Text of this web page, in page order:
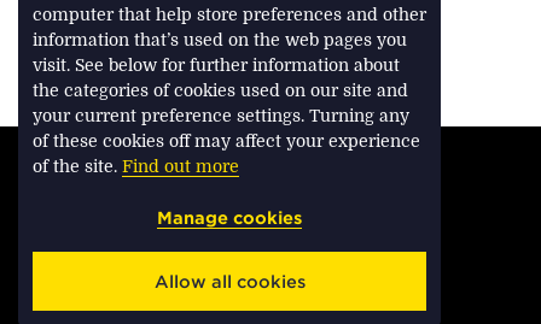
computer that help store preferences and other
information that’s used on the web pages you
visit. See below for further information about
the categories of cookies used on our site and
your current preference settings. Turning any
of these cookies off may affect your experience
of the site. Find out more
Manage cookies
Allow all cookies
évolue et la mixité des usages
devient plus fluide.
TERMS & CONDITIONS
PRIVACY & COOKIES
SAVILLS.FR